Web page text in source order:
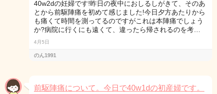
40w2dの妊婦です!昨日の夜中におしるしがきて、そのあ
とから前駆陣痛を初めて感じました!今日夕方あたりから
も痛くて時間を測ってるのですがこれは本陣痛でしょう
か?病院に行くにも遠くて、違ったら帰されるのを考…
4月5日
のん1991
前駆陣痛について。今日で40w1dの初産婦です。